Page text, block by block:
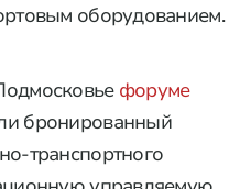
оборудованием.
форуме
бронированный
транспортного